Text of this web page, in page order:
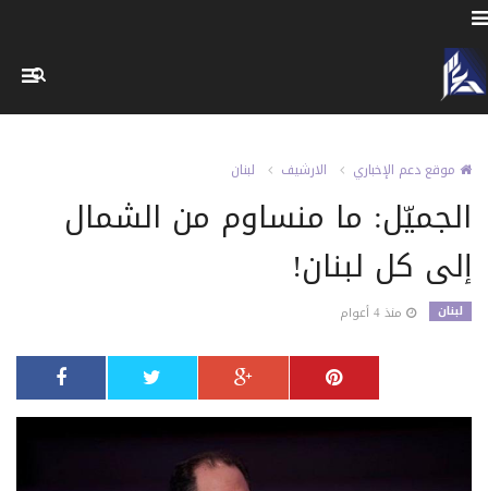
موقع دعم الإخباري الارشيف لبنان
الجميّل: ما منساوم من الشمال
إلى كل لبنان!
لبنان منذ 4 أعوام